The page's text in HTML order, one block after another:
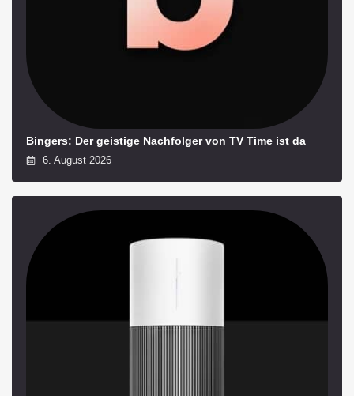
Bingers: Der geistige Nachfolger von TV Time ist da
6. August 2026